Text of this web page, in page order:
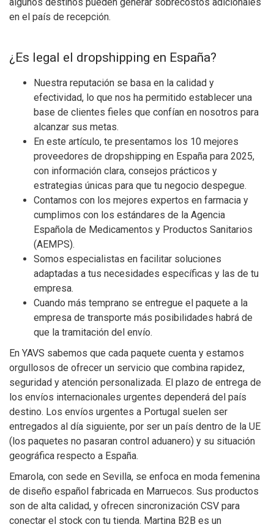
en el país de recepción.
¿Es legal el dropshipping en España?
Nuestra reputación se basa en la calidad y
efectividad, lo que nos ha permitido establecer una
base de clientes fieles que confían en nosotros para
alcanzar sus metas.
En este artículo, te presentamos los 10 mejores
proveedores de dropshipping en España para 2025,
con información clara, consejos prácticos y
estrategias únicas para que tu negocio despegue.
Contamos con los mejores expertos en farmacia y
cumplimos con los estándares de la Agencia
Española de Medicamentos y Productos Sanitarios
(AEMPS).
Somos especialistas en facilitar soluciones
adaptadas a tus necesidades específicas y las de tu
empresa.
Cuando más temprano se entregue el paquete a la
empresa de transporte más posibilidades habrá de
que la tramitación del envío.
En YAVS sabemos que cada paquete cuenta y estamos
orgullosos de ofrecer un servicio que combina rapidez,
seguridad y atención personalizada. El plazo de entrega de
los envíos internacionales urgentes dependerá del país
destino. Los envíos urgentes a Portugal suelen ser
entregados al día siguiente, por ser un país dentro de la UE
(los paquetes no pasaran control aduanero) y su situación
geográfica respecto a España.
Emarola, con sede en Sevilla, se enfoca en moda femenina
de diseño español fabricada en Marruecos. Sus productos
son de alta calidad, y ofrecen sincronización CSV para
conectar el stock con tu tienda. Martina B2B es un